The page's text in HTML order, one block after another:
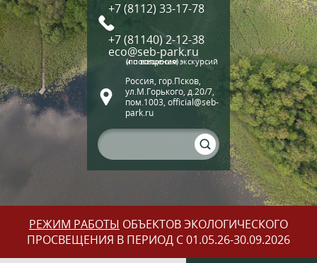
+7 (8112) 33-17-78
+7 (81140) 2-12-38
eco@seb-park.ru
(по вопросам экскурсий и посещения)
Россия, гор.Псков,
ул.М.Горького, д.20/7,
пом.1003, official@seb-
park.ru
РЕЖИМ РАБОТЫ ОБЪЕКТОВ ЭКОЛОГИЧЕСКОГО
ПРОСВЕЩЕНИЯ В ПЕРИОД С 01.05.26-30.09.2026